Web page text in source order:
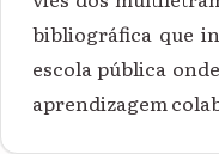
bibliográfica que
escola pública
aprendizagem